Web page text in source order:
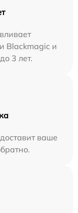
Blackmagic и
3 лет.
ваше